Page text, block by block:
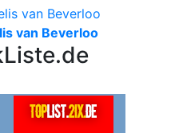
van Beverloo